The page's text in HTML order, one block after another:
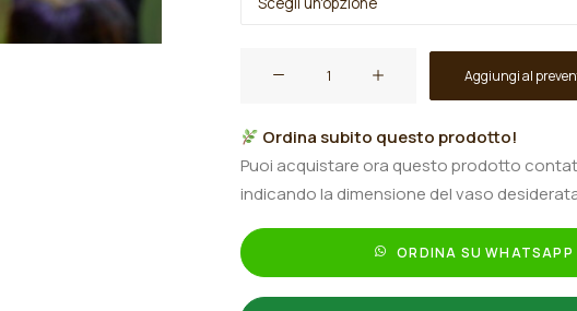
Mango"
quantità
Aggiungi al
Ordina subito questo prodotto!
Puoi acquistare ora questo prodotto
indicando la dimensione del vaso
ORDINA SU WHATSAPP